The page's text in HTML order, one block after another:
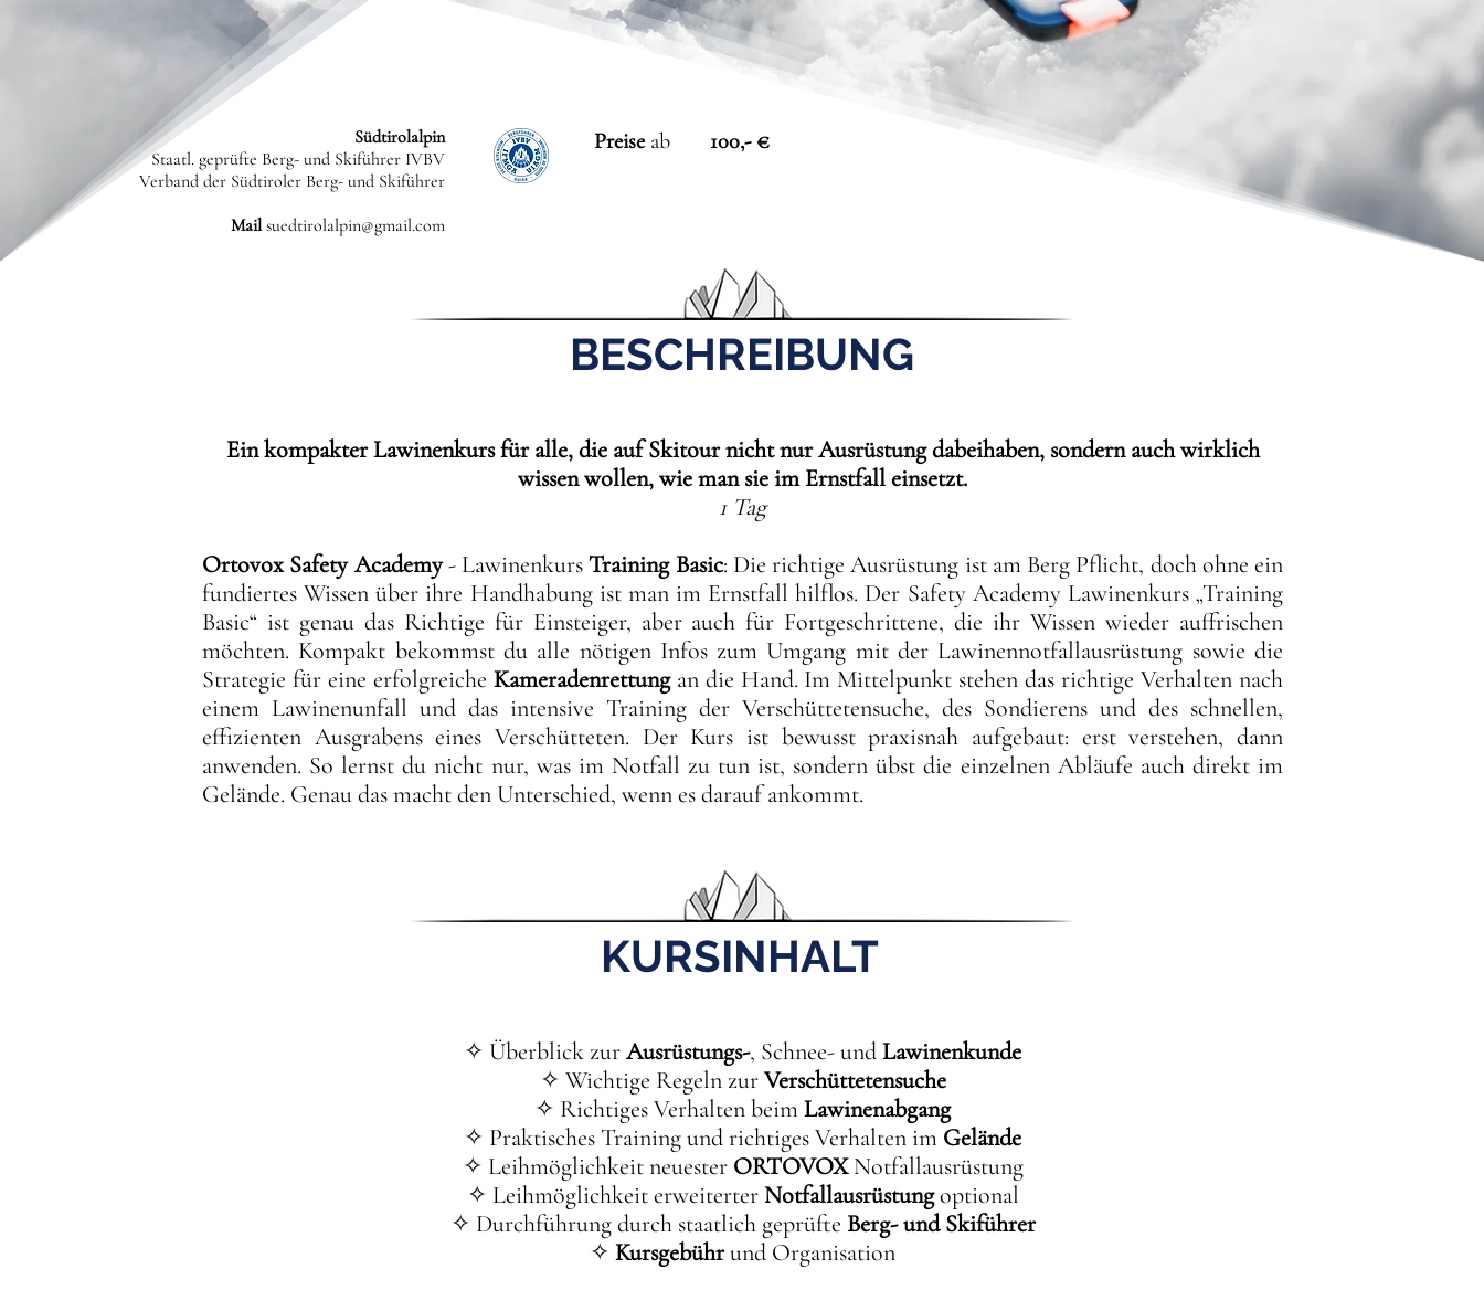
Südtirolalpin
Staatl. geprüfte Berg- und Skiführer IVBV
Verband der Südtiroler Berg- und Skiführer
Mailsuedtirolalpin@gmail.com
Preise ab 100,- €
BESCHREIBUNG
Ein kompakter Lawinenkurs für alle, die auf Skitour nicht nur Ausrüstung dabeihaben, sondern auch wirklich
wissen wollen, wie man sie im Ernstfall einsetzt.
1 Tag
Ortovox Safety Academy- Lawinenkurs Training Basic: Die richtige Ausrüstung ist am Berg Pflicht, doch ohne ein
fundiertes Wissen über ihre Handhabung ist man im Ernstfall hilflos. Der Safety Academy Lawinenkurs „Training
Basic“ ist genau das Richtige für Einsteiger, aber auch für Fortgeschrittene, die ihr Wissen wieder auffrischen
möchten. Kompakt bekommst du alle nötigen Infos zum Umgang mit der Lawinennotfallausrüstung sowie die
Strategie für eine erfolgreiche Kameradenrettungan die Hand. Im Mittelpunkt stehen das richtige Verhalten nach
einem Lawinenunfall und das intensive Training der Verschüttetensuche, des Sondierens und des schnellen,
effizienten Ausgrabens eines Verschütteten. Der Kurs ist bewusst praxisnah aufgebaut: erst verstehen, dann
anwenden. So lernst du nicht nur, was im Notfall zu tun ist, sondern übst die einzelnen Abläufe auch direkt im
Gelände. Genau das macht den Unterschied, wenn es darauf ankommt.
KURSINHALT
✧ Überblick zurAusrüstungs-, Schnee- undLawinenkunde
✧ Wichtige Regeln zurVerschüttetensuche
✧ Richtiges Verhalten beimLawinenabgang
✧ Praktisches Training und richtiges Verhalten im Gelände
✧ Leihmöglichkeit neuester ORTOVOXNotfallausrüstung
✧ Leihmöglichkeit erweiterter Notfallausrüstungoptional
✧ Durchführung durch staatlich geprüfte Berg- und Skiführer
✧ Kursgebührund Organisation